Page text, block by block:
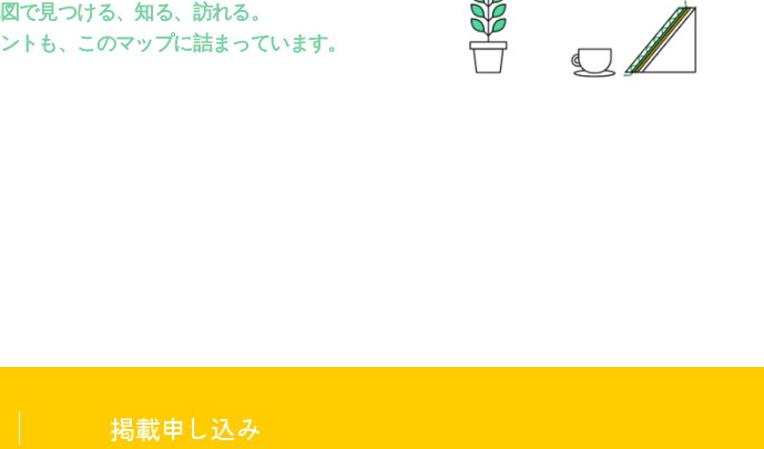
で見つける、知る、訪れる。
トも、このマップに詰まっています。
掲載申し込み